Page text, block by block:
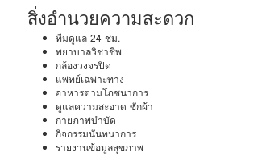
สิ่งอำนวยความสะดวก
ทีมดูแล 24 ชม.
พยาบาลวิชาชีพ
กล้องวงจรปิด
แพทย์เฉพาะทาง
อาหารตามโภชนาการ
ดูแลความสะอาด ซักผ้า
กายภาพบำบัด
กิจกรรมนันทนาการ
รายงานข้อมูลสุขภาพ